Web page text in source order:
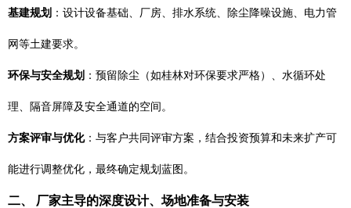
基建规划 ：设计设备基础、厂房、排水系统、除尘降噪设施、电力管
网等土建要求。
环保与安全规划 ：预留除尘（如桂林对环保要求严格）、水循环处
理、隔音屏障及安全通道的空间。
方案评审与优化：与客户共同评审方案，结合投资预算和未来扩产可
能进行调整优化，最终确定规划蓝图。
二、 厂家主导的深度设计、场地准备与安装